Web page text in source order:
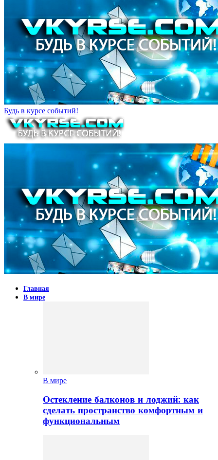
Будь в курсе событий!
Главная
В мире
В мире
Остекление балконов и лоджий: как
сделать пространство комфортным и
функциональным